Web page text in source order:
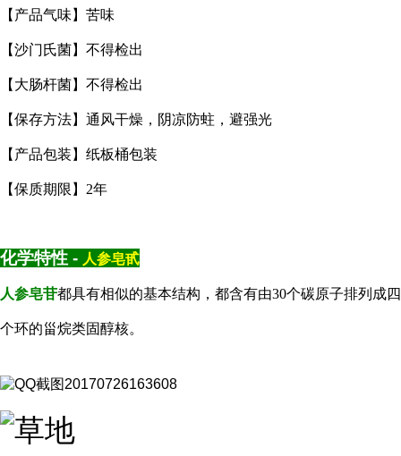
【产品气味】苦味
【沙门氏菌】不得检出
【大肠杆菌】不得检出
【保存方法】通风干燥，阴凉防蛀，避强光
【产品包装】纸板桶包装
【保质期限】2年
化学特性 - 人参皂甙
人参皂苷都具有相似的基本结构，都含有由30个碳原子排列成四
个环的甾烷类固醇核。